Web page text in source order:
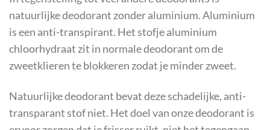
natuurlijke deodorant zonder aluminium. Aluminium
is een anti-transpirant. Het stofje aluminium
chloorhydraat zit in normale deodorant om de
zweetklieren te blokkeren zodat je minder zweet.
Natuurlijke deodorant bevat deze schadelijke, anti-
transparant stof niet. Het doel van onze deodorant is